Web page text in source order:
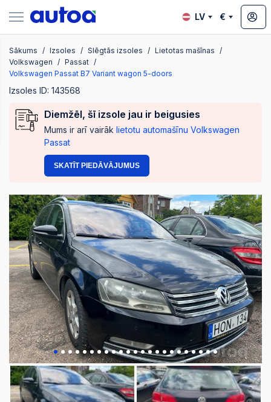
LV €
Sākums Izsoles Slēgtās izsoles
Lietotas mašīnas
Volkswagen
Passat
Volkswagen Passat B7 Variant wagon 5-doors
Izsoles ID: 143568
Diemžēl, šī izsole jau ir beigusies
Mums ir arī vairāk lietotu automašīnu Volkswagen
Passat
SKATĪT PIEDĀVĀJUMUS